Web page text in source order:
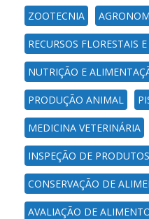
ZOOTECNIA
RECURSOS FLORESTAIS
NUTRIÇÃO E
PRODUÇÃO ANIMAL
MEDICINA VETERINÁRIA
INSPEÇÃO DE
CONSERVAÇÃO DE
AVALIAÇÃO DE